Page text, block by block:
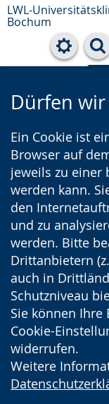
LWL-
Bochum
Dürfen wir
Ein Cookie ist
Browser auf
jeweils zu einer
werden kann.
den
und zu
werden. Bitte
Drittanbietern
auch in
Schutzniveau
Sie können
Cookie-
widerrufen.
Weitere